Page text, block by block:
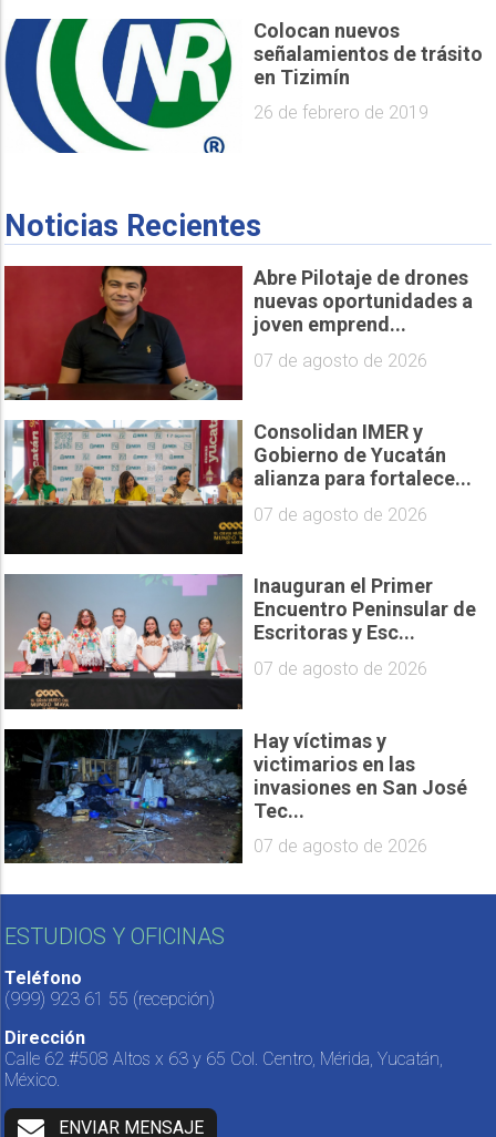
Colocan nuevos
señalamientos de trásito
en Tizimín
26 de febrero de 2019
Noticias Recientes
Abre Pilotaje de drones
nuevas oportunidades a
joven emprend...
07 de agosto de 2026
Consolidan IMER y
Gobierno de Yucatán
alianza para fortalece...
07 de agosto de 2026
Inauguran el Primer
Encuentro Peninsular de
Escritoras y Esc...
07 de agosto de 2026
Hay víctimas y
victimarios en las
invasiones en San José
Tec...
07 de agosto de 2026
ESTUDIOS Y OFICINAS
Teléfono
(999) 923 61 55 (recepción)
Dirección
Calle 62 #508 Altos x 63 y 65 Col. Centro, Mérida, Yucatán,
México.
ENVIAR MENSAJE